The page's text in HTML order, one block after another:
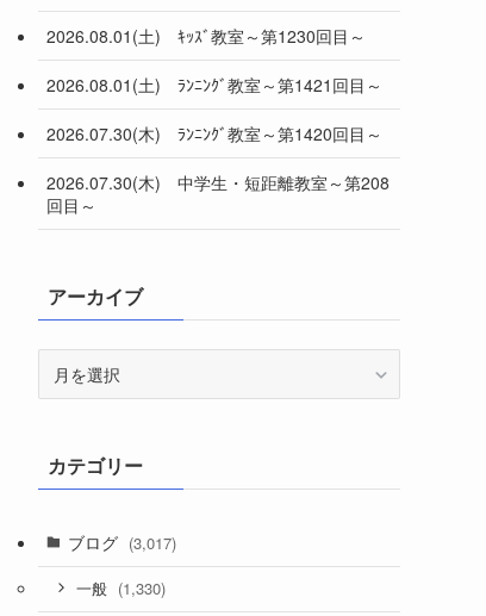
2026.08.01(土) ｷｯｽﾞ教室～第1230回目～
2026.08.01(土) ﾗﾝﾆﾝｸﾞ教室～第1421回目～
2026.07.30(木) ﾗﾝﾆﾝｸﾞ教室～第1420回目～
2026.07.30(木) 中学生・短距離教室～第208
回目～
アーカイブ
ブカテゴリー
ブログ (3,017)
一般 (1,330)